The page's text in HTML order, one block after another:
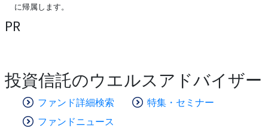
に帰属します。
PR
投資信託のウエルスアドバイザー
ファンド詳細検索
特集・セミナー
ファンドニュース